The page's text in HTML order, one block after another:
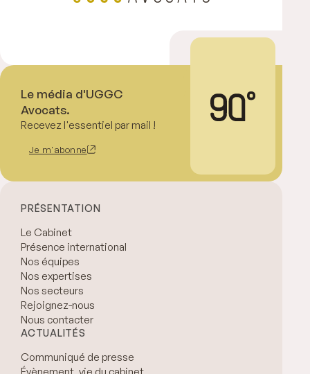
Le média d'UGGC
Avocats.
Recevez l'essentiel par mail !
Je m'abonne
PRÉSENTATION
Le Cabinet
Présence international
Nos équipes
Nos expertises
Nos secteurs
Rejoignez-nous
Nous contacter
ACTUALITÉS
Communiqué de presse